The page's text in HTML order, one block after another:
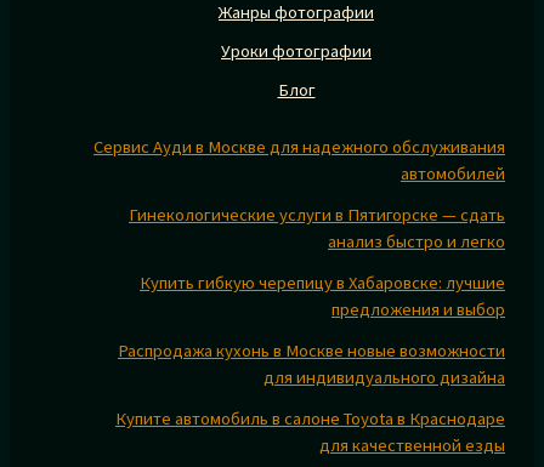
Жанры фотографии
Уроки фотографии
Блог
Сервис Ауди в Москве для надежного обслуживания
автомобилей
Гинекологические услуги в Пятигорске — сдать
анализ быстро и легко
Купить гибкую черепицу в Хабаровске: лучшие
предложения и выбор
Распродажа кухонь в Москве новые возможности
для индивидуального дизайна
Купите автомобиль в салоне Toyota в Краснодаре
для качественной езды